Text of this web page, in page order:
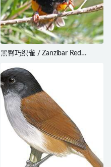
黑臀巧织雀 / Zanzibar Red